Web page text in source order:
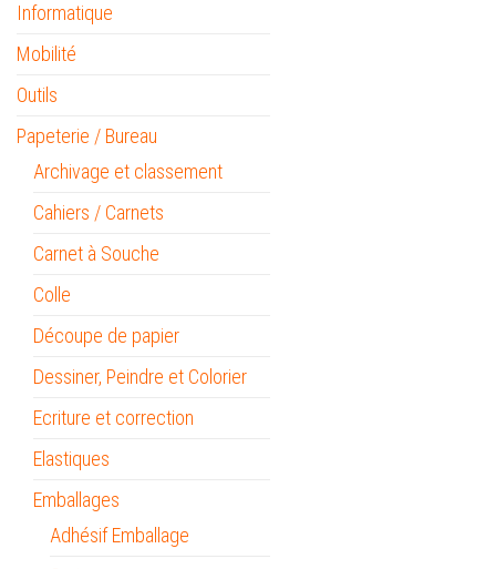
Informatique
Mobilité
Outils
Papeterie / Bureau
Archivage et classement
Cahiers / Carnets
Carnet à Souche
Colle
Découpe de papier
Dessiner, Peindre et Colorier
Ecriture et correction
Elastiques
Emballages
Adhésif Emballage